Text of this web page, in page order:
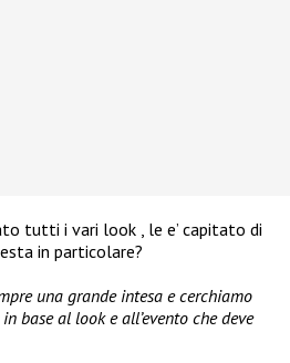
tutti i vari look , le e’ capitato di
in particolare?
una grande intesa e cerchiamo
base al look e all’evento che deve